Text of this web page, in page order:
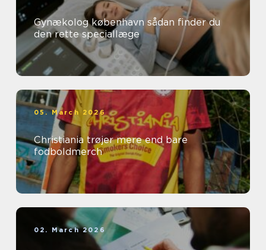
Gynækolog københavn sådan finder du
den rette speciallæge
05. March 2026
Christiania trøjer mere end bare
fodboldmerch
02. March 2026